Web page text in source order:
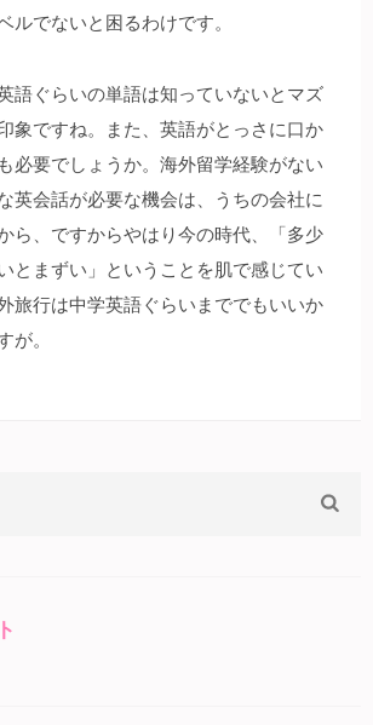
ルでないと困るわけです。
語ぐらいの単語は知っていないとマズ
象ですね。また、英語がとっさに口か
必要でしょうか。海外留学経験がない
英会話が必要な機会は、うちの会社に
ら、ですからやはり今の時代、「多少
とまずい」ということを肌で感じてい
旅行は中学英語ぐらいまででもいいか
が。